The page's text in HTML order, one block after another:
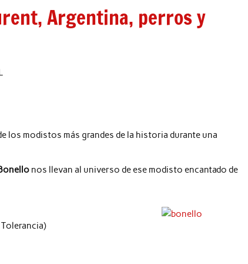
Argentina, perros y
los modistos más grandes de la historia durante una
nos llevan al universo de ese modisto encantado de